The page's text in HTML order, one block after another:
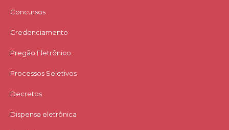
Concursos
Credenciamento
Pregão Eletrônico
Processos Seletivos
Decretos
Dispensa eletrônica